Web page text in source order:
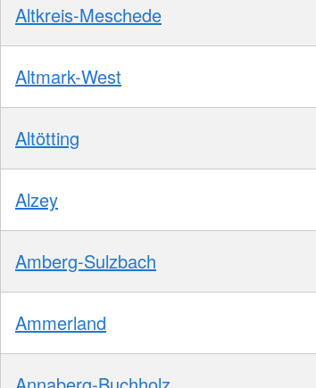
Altkreis-Meschede
Altmark-West
Altötting
Alzey
Amberg-Sulzbach
Ammerland